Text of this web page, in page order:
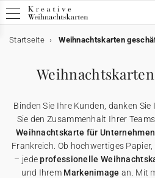
Geschäftliche Weihnachtskarten
Geschäftliche
Alle geschäftlichen
Weihnachtskarten mit Gold
Lustige Weihnachtskarten
E-Karten
E-Karten
Alle E-Karten
Weihnachtskarten-Video
Weihnachtskarten mit Schokolade
Weihnachtskarten mit
Alle Weihnachtskarten mit
Schokoladentafel
Werbeartikel für Unternehmen
Werbeartikel für Unternehmen
Alle Werbeartikel
Einwegkameras
Startseite Weihnachtskarten
Binden Sie Ihre Kunden, danken
Sie den Zusammenhalt Ihrer
Weihnachtskarte für Unternehmen
Frankreich. Ob hochwertiges
– jedeprofessionelle
und Ihrem Markenimage an. Mit